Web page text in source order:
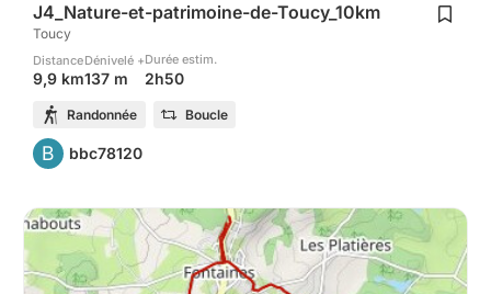
J4_Nature-et-patrimoine-de-Toucy_10km
Toucy
Distance
9,9 km
Dénivelé +
137 m
Durée estim.
2h50
Randonnée Boucle
B bbc78120